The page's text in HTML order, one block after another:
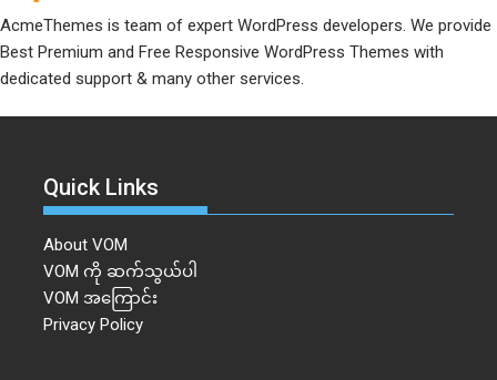
AcmeThemes is team of expert WordPress developers. We provide
Best Premium and Free Responsive WordPress Themes with
dedicated support & many other services.
Quick Links
About VOM
VOM ကို ဆက်သွယ်ပါ
VOM အကြောင်း
Privacy Policy